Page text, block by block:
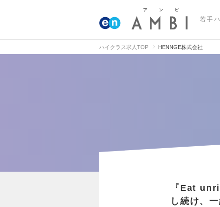
若手
ハイクラス求人TOP HENNGE株式会社
『Eat
し続け、